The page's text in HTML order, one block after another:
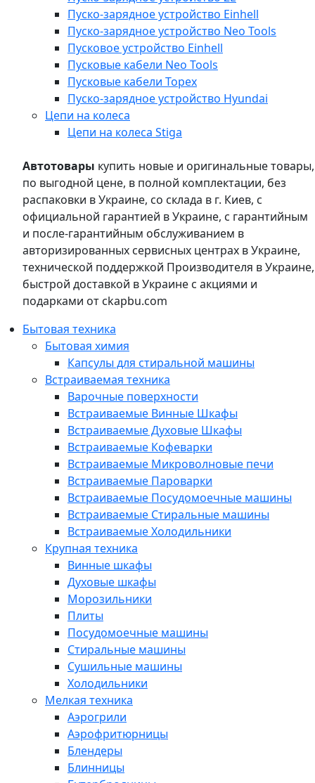
Пуско-зарядное устройство Einhell
Пуско-зарядное устройство Neo Tools
Пусковое устройство Einhell
Пусковые кабели Neo Tools
Пусковые кабели Topex
Пуско-зарядное устройство Hyundai
Цепи на колеса
Цепи на колеса Stiga
Автотовары купить новые и оригинальные товары,
по выгодной цене, в полной комплектации, без
распаковки в Украине, со склада в г. Киев, с
официальной гарантией в Украине, с гарантийным
и после-гарантийным обслуживанием в
авторизированных сервисных центрах в Украине,
технической поддержкой Производителя в Украине,
быстрой доставкой в Украине с акциями и
подарками от ckapbu.com
Бытовая техника
Бытовая химия
Капсулы для стиральной машины
Встраиваемая техника
Варочные поверхности
Встраиваемые Винные Шкафы
Встраиваемые Духовые Шкафы
Встраиваемые Кофеварки
Встраиваемые Микроволновые печи
Встраиваемые Пароварки
Встраиваемые Посудомоечные машины
Встраиваемые Стиральные машины
Встраиваемые Холодильники
Крупная техника
Винные шкафы
Духовые шкафы
Морозильники
Плиты
Посудомоечные машины
Стиральные машины
Сушильные машины
Холодильники
Мелкая техника
Аэрогрили
Аэрофритюрницы
Блендеры
Блинницы